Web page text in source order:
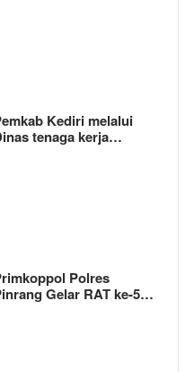
Kediri melalui
tenaga kerja…
Polres
Gelar RAT ke-5…